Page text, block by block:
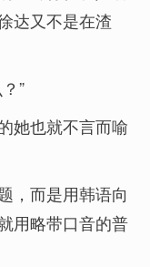
达又不是在渣
”
她也就不言而喻
，而是用韩语向
用略带口音的普